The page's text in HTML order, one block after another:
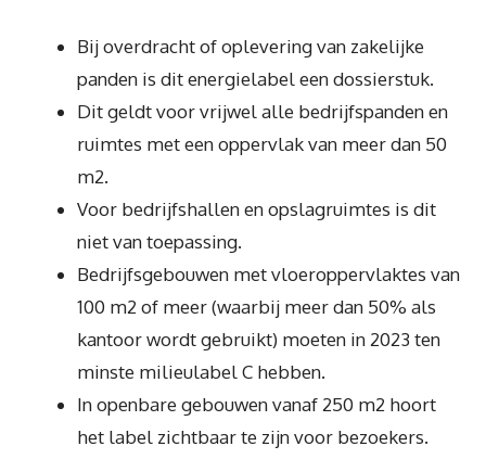
Bij overdracht of oplevering van zakelijke
panden is dit energielabel een dossierstuk.
Dit geldt voor vrijwel alle bedrijfspanden en
ruimtes met een oppervlak van meer dan 50
m2.
Voor bedrijfshallen en opslagruimtes is dit
niet van toepassing.
Bedrijfsgebouwen met vloeroppervlaktes van
100 m2 of meer (waarbij meer dan 50% als
kantoor wordt gebruikt) moeten in 2023 ten
minste milieulabel C hebben.
In openbare gebouwen vanaf 250 m2 hoort
het label zichtbaar te zijn voor bezoekers.